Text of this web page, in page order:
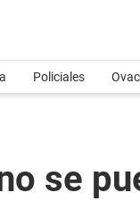
Policiales
se